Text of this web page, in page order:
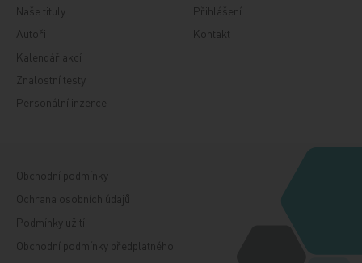
Naše tituly
Autoři
Kalendář akcí
Znalostní testy
Personální inzerce
Přihlášení
Kontakt
Obchodní podmínky
Ochrana osobních údajů
Podmínky užití
Obchodní podmínky předplatného